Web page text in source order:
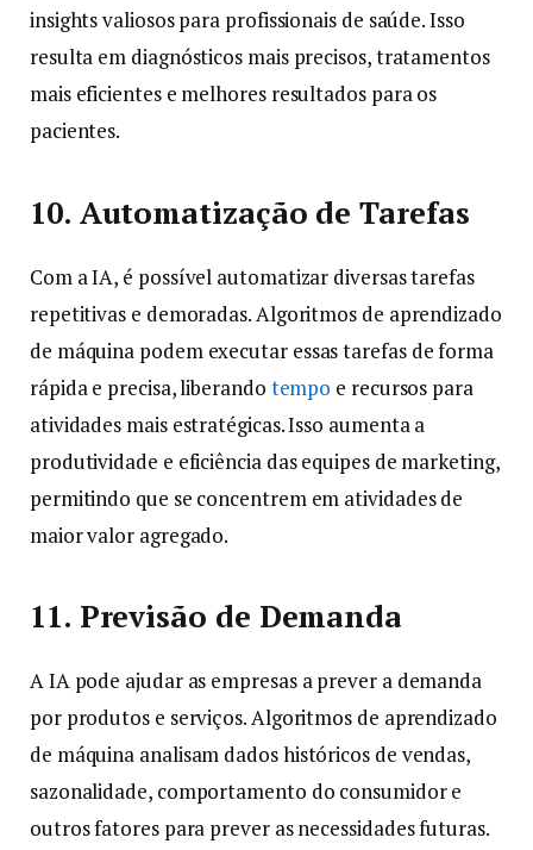
insights valiosos para profissionais de saúde. Isso
resulta em diagnósticos mais precisos, tratamentos
mais eficientes e melhores resultados para os
pacientes.
10. Automatização de Tarefas
Com a IA, é possível automatizar diversas tarefas
repetitivas e demoradas. Algoritmos de aprendizado
de máquina podem executar essas tarefas de forma
rápida e precisa, liberando tempo e recursos para
atividades mais estratégicas. Isso aumenta a
produtividade e eficiência das equipes de marketing,
permitindo que se concentrem em atividades de
maior valor agregado.
11. Previsão de Demanda
A IA pode ajudar as empresas a prever a demanda
por produtos e serviços. Algoritmos de aprendizado
de máquina analisam dados históricos de vendas,
sazonalidade, comportamento do consumidor e
outros fatores para prever as necessidades futuras.